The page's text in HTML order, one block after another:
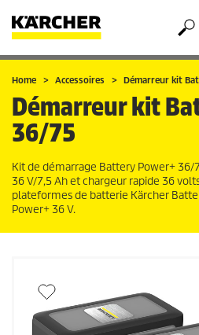
Panier
Liste d'envies
Home Accessoires Démarreur kit
Démarreur kit
36/75
Kit de démarrage Battery Power+ 36/
36 V/7,5 Ah et chargeur rapide 36
plateformes de batterie Kärcher
Power+ 36 V.